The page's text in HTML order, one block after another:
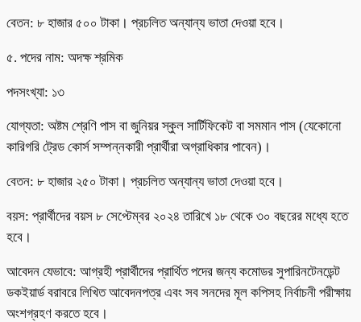
বেতন: ৮ হাজার ৫০০ টাকা। প্রচলিত অন্যান্য ভাতা দেওয়া হবে।
৫. পদের নাম: অদক্ষ শ্রমিক
পদসংখ্যা: ১৩
যোগ্যতা: অষ্টম শ্রেণি পাস বা জুনিয়র স্কুল সার্টিফিকেট বা সমমান পাস (যেকোনো
কারিগরি ট্রেড কোর্স সম্পন্নকারী প্রার্থীরা অগ্রাধিকার পাবেন)।
বেতন: ৮ হাজার ২৫০ টাকা। প্রচলিত অন্যান্য ভাতা দেওয়া হবে।
বয়স: প্রার্থীদের বয়স ৮ সেপ্টেম্বর ২০২৪ তারিখে ১৮ থেকে ৩০ বছরের মধ্যে হতে
হবে।
আবেদন যেভাবে: আগ্রহী প্রার্থীদের প্রার্থিত পদের জন্য কমোডর সুপারিনটেনডেন্ট
ডকইয়ার্ড বরাবরে লিখিত আবেদনপত্র এবং সব সনদের মূল কপিসহ নির্বাচনী পরীক্ষায়
অংশগ্রহণ করতে হবে।